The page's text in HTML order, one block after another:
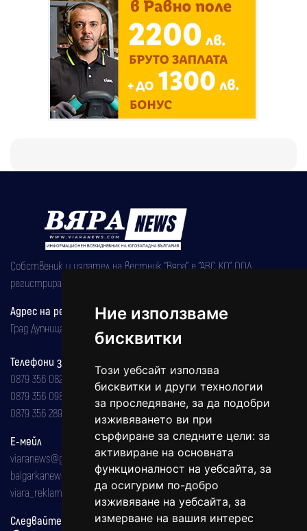
Ние използваме
бисквитки
Този уебсайт използва
бисквитки и други технологии
за проследяване, за да подобри
изживяването ви при
сърфиране за следните цели: за
активиране на основната
функционалност на уебсайта, за
да осигурим по-добро
изживяване на уебсайта, за
измерване на вашия интерес
Собственик и издател на вестник "Вяра" е "АВС КО" ООД,
регистрирана на 08.05.2002 година.
Адрес на редакцията
Град Дупница, ул.''Христо Ботев" 43
Телефони за реклама и абонаменти
0879 356 082
0879 356 098
0879 356 289
Е-мейл
viaranews@gmail.com
balgarkanews@gmail.com
viara_reklama@mail.bg
Следвайте ни: